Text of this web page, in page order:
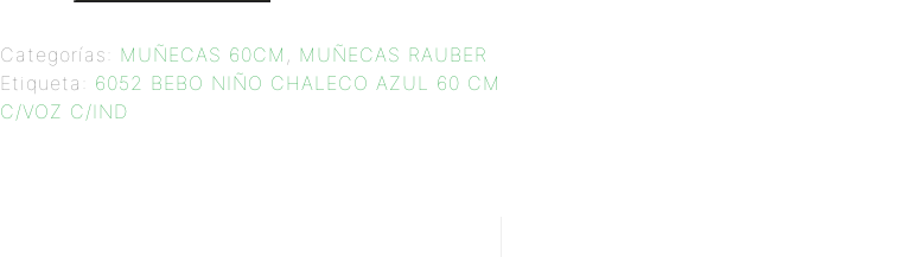
Categorías: MUÑECAS 60CM , MUÑECAS RAUBER
Etiqueta: 6052 BEBO NIÑO CHALECO AZUL 60 CM
C/VOZ C/IND